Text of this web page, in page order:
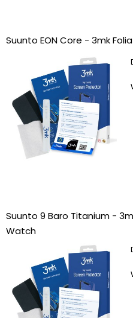
Suunto EON Core - 3mk
Suunto 9 Baro Titanium -
Watch